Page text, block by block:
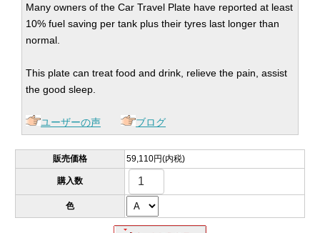
​Many owners of the Car Travel Plate have reported at least
10% fuel saving per tank plus their tyres last longer than
normal.
This plate can treat food and drink, relieve the pain, assist
the good sleep.
ユーザーの声 ブログ
販売価格 59,110円(内税)
購入数
色